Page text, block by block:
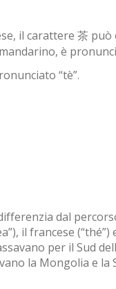
il carattere 茶
è
“tè”.
dal
il francese (“thé”)
per il Sud
la Mongolia e la